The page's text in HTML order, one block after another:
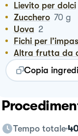
Lievito per dolci
Zucchero 70 g
Uova 2
Fichi per
Altra frutta da
Copia
Tempo totale